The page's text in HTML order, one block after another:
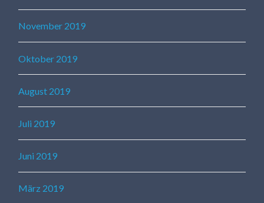
November 2019
Oktober 2019
August 2019
Juli 2019
Juni 2019
März 2019